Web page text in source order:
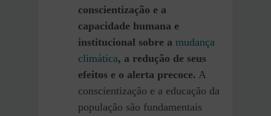
conscientização e a
capacidade humana e
institucional sobre a mudança
climática, a redução de seus
efeitos e o alerta precoce. A
conscientização e a educação da
população são fundamentais